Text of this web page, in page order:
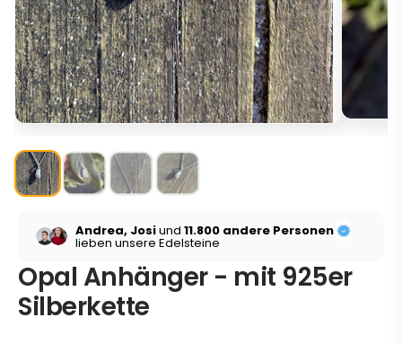
Andrea, Josiund11.800 andere Personen
lieben unsere Edelsteine
Opal Anhänger - mit 925er
Silberkette